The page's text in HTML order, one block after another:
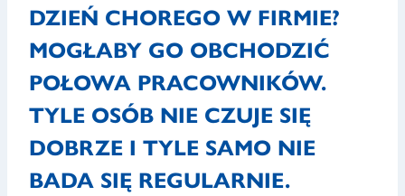
DZIEŃ CHOREGO W FIRMIE?
MOGŁABY GO OBCHODZIĆ
POŁOWA PRACOWNIKÓW.
TYLE OSÓB NIE CZUJE SIĘ
DOBRZE I TYLE SAMO NIE
BADA SIĘ REGULARNIE.